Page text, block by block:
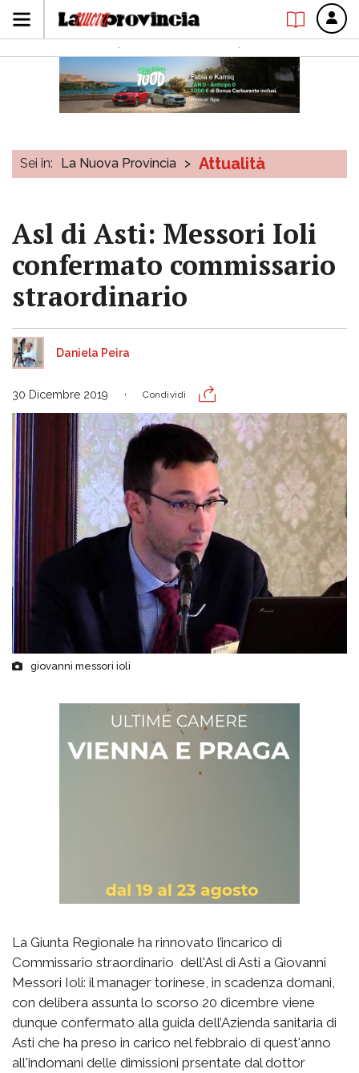
Sei in: La Nuova Provincia > Attualità
Asl di Asti: Messori Ioli
confermato commissario
straordinario
Daniela Peira
30 Dicembre 2019 Condividi
giovanni messori ioli
La Giunta Regionale ha rinnovato l’incarico di
Commissario straordinario dell'Asl di Asti a Giovanni
Messori Ioli: il manager torinese, in scadenza domani,
con delibera assunta lo scorso 20 dicembre viene
dunque confermato alla guida dell’Azienda sanitaria di
Asti che ha preso in carico nel febbraio di quest'anno
all'indomani delle dimissioni prsentate dal dottor